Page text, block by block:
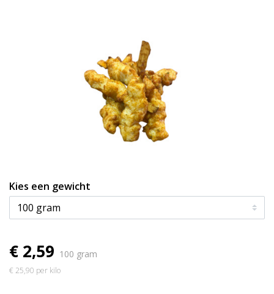
Kies een gewicht
€ 2,59 100 gram
€ 25,90 per kilo